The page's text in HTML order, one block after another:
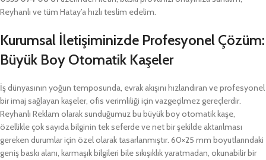
Reyhanlı ve tüm Hatay’a hızlı teslim edelim.
Kurumsal İletişiminizde Profesyonel Çözüm:
Büyük Boy Otomatik Kaşeler
İş dünyasının yoğun temposunda, evrak akışını hızlandıran ve profesyonel
bir imaj sağlayan kaşeler, ofis verimliliği için vazgeçilmez gereçlerdir.
Reyhanlı Reklam olarak sunduğumuz bu büyük boy otomatik kaşe,
özellikle çok sayıda bilginin tek seferde ve net bir şekilde aktarılması
gereken durumlar için özel olarak tasarlanmıştır. 60×25 mm boyutlarındaki
geniş baskı alanı, karmaşık bilgileri bile sıkışıklık yaratmadan, okunabilir bir